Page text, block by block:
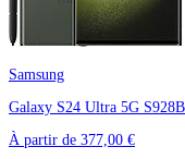
Samsung
Galaxy S24 Ultra 5G S928B
À partir de 377,00 €